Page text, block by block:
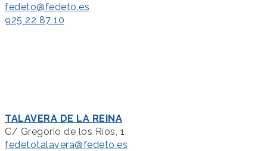
fedeto@fedeto.es
925 22 87 10
TALAVERA DE LA REINA
C/ Gregorio de los Ríos, 1
fedetotalavera@fedeto.es